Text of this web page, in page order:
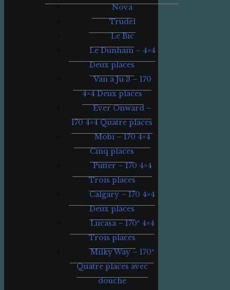
Nova
Trudel
Le Bic
Le Dunham – 4×4
Deux places
Van à Ju 3 – 170
4×4 Deux places
Ever Onward –
170 4×4 Quatre places
Mobi – 170 4×4
Cinq places
Putter – 170 4×4
Trois places
Calgary – 170 4×4
Deux places
Lucasa – 170″ 4×4
Trois places
Milky Way – 170″
Quatre places avec
douche